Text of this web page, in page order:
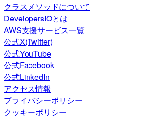
クラスメソッドについて
DevelopersIOとは
AWS支援サービス一覧
公式X(Twitter)
公式YouTube
公式Facebook
公式LinkedIn
アクセス情報
プライバシーポリシー
クッキーポリシー